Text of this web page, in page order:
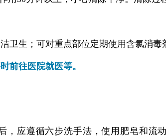
生；可对重点部位定期使用含氯消毒
前往医院就医等。
，应遵循六步洗手法，使用肥皂和流